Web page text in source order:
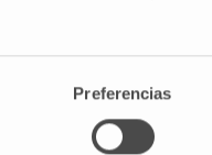
Preferencias
por lo que la
heterogéneo de
El hierro se
en la médula